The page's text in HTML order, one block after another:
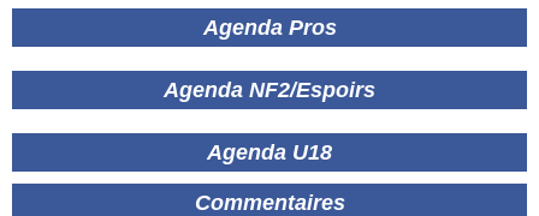
Agenda Pros
Agenda NF2/Espoirs
Agenda U18
Commentaires